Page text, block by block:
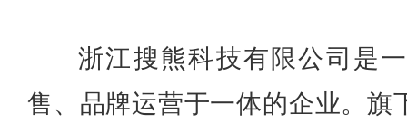
浙江搜熊科技有限公司是
售、品牌运营于一体的企业。旗